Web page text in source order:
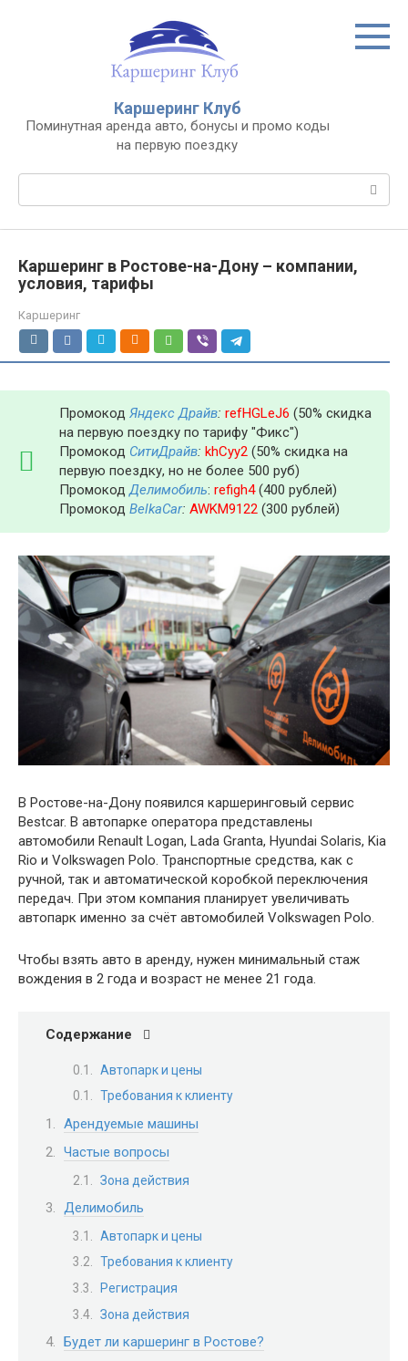
Каршеринг Клуб
Поминутная аренда авто, бонусы и промо коды
на первую поездку
Поиск:
Каршеринг в Ростове-на-Дону – компании,
условия, тарифы
Каршеринг
Промокод Яндекс Драйв: refHGLeJ6 (50% скидка
на первую поездку по тарифу "Фикс")
Промокод СитиДрайв: khCyy2 (50% скидка на
первую поездку, но не более 500 руб)
ПромокодДелимобиль: refigh4(400 рублей)
Промокод BelkaCar: AWKM9122 (300 рублей)
В Ростове-на-Дону появился каршеринговый сервис
Bestcar. В автопарке оператора представлены
автомобили Renault Logan, Lada Granta, Hyundai Solaris, Kia
Rio и Volkswagen Polo. Транспортные средства, как с
ручной, так и автоматической коробкой переключения
передач. При этом компания планирует увеличивать
автопарк именно за счёт автомобилей Volkswagen Polo.
Чтобы взять авто в аренду, нужен минимальный стаж
вождения в 2 года и возраст не менее 21 года.
Содержание
Автопарк и цены
Требования к клиенту
Арендуемые машины
Частые вопросы
Зона действия
Делимобиль
Автопарк и цены
Требования к клиенту
Регистрация
Зона действия
Будет ли каршеринг в Ростове?